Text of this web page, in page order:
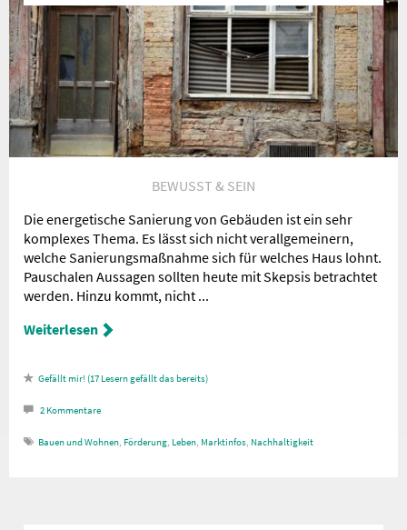
BEWUSST & SEIN
Die energetische Sanierung von Gebäuden ist ein sehr
komplexes Thema. Es lässt sich nicht verallgemeinern,
welche Sanierungsmaßnahme sich für welches Haus lohnt.
Pauschalen Aussagen sollten heute mit Skepsis betrachtet
werden. Hinzu kommt, nicht ...
Weiterlesen
17 Lesern gefällt das
2 Kommentare
Bauen und Wohnen, Förderung, Leben, Marktinfos, Nachhaltigkeit